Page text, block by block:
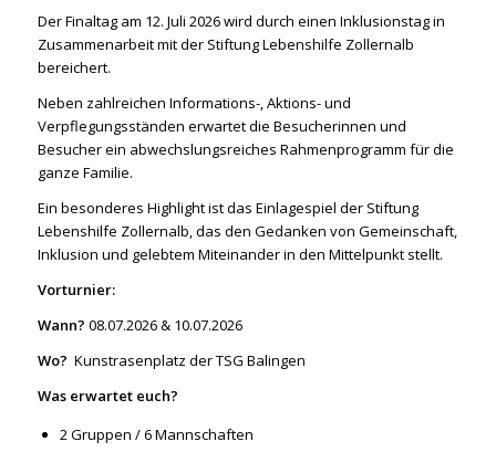
Der Finaltag am 12. Juli 2026 wird durch einen Inklusionstag in
Zusammenarbeit mit der Stiftung Lebenshilfe Zollernalb
bereichert.
Neben zahlreichen Informations-, Aktions- und
Verpflegungsständen erwartet die Besucherinnen und
Besucher ein abwechslungsreiches Rahmenprogramm für die
ganze Familie.
Ein besonderes Highlight ist das Einlagespiel der Stiftung
Lebenshilfe Zollernalb, das den Gedanken von Gemeinschaft,
Inklusion und gelebtem Miteinander in den Mittelpunkt stellt.
Vorturnier:
Wann? 08.07.2026 & 10.07.2026
Wo? Kunstrasenplatz der TSG Balingen
Was erwartet euch?
2 Gruppen / 6 Mannschaften